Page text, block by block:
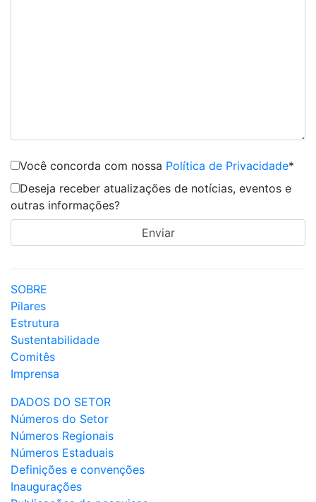
Você concorda com nossa Política de Privacidade*
Deseja receber atualizações de notícias, eventos e
outras informações?
SOBRE
Pilares
Estrutura
Sustentabilidade
Comitês
Imprensa
DADOS DO SETOR
Números do Setor
Números Regionais
Números Estaduais
Definições e convenções
Inaugurações